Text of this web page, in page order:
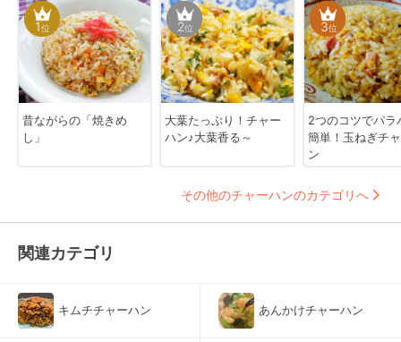
1位
昔ながらの「焼きめ
し」
2位
大葉たっぷり！チャー
ハン♪大葉香る～
3位
2つのコツでパラ
簡単！玉ねぎチ
ン
その他のチャーハンのカテゴリへ
関連カテゴリ
キムチチャーハン あんかけチャーハン